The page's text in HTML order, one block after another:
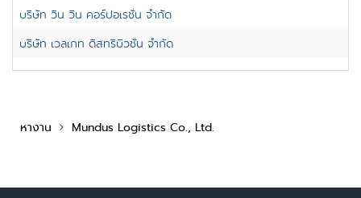
บริษัท วิน วิน คอร์ปอเรชั่น จำกัด
บริษัท เวลเกท ดิสทริบิวชั่น จำกัด
หางาน Mundus Logistics Co., Ltd.